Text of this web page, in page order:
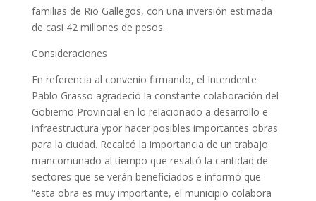
familias de Rio Gallegos, con una inversión estimada
de casi 42 millones de pesos.
Consideraciones
En referencia al convenio firmando, el Intendente
Pablo Grasso agradeció la constante colaboración del
Gobierno Provincial en lo relacionado a desarrollo e
infraestructura ypor hacer posibles importantes obras
para la ciudad. Recalcó la importancia de un trabajo
mancomunado al tiempo que resaltó la cantidad de
sectores que se verán beneficiados e informó que
“esta obra es muy importante, el municipio colabora